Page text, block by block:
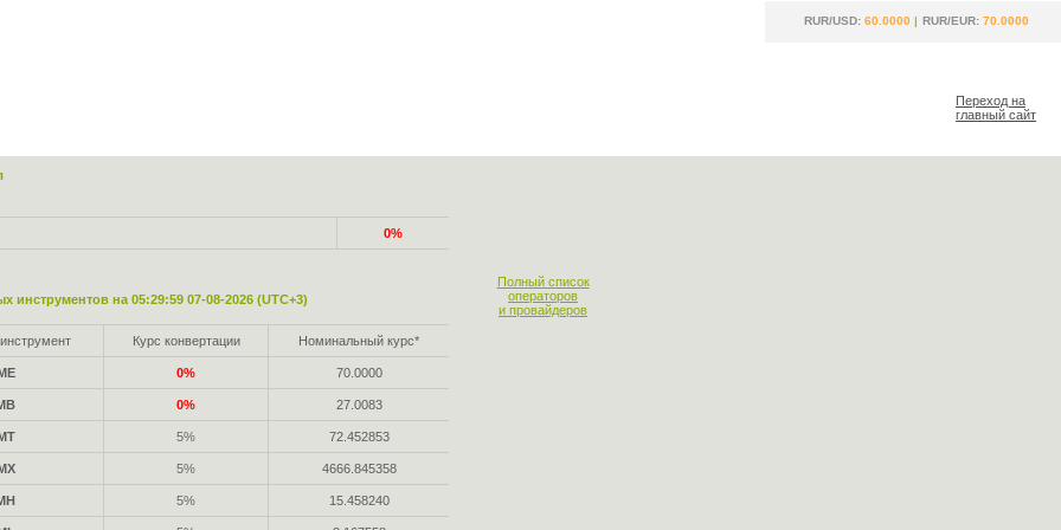
RUR/USD: 60.0000 | RUR/EUR: 70.0000
Переход на
главный сайт
0%
инструментов на 05:29:59 07-08-2026 (UTC+3)
Курс конвертации Номинальный курс*
0% 70.0000
0% 27.0083
5% 72.452853
5% 4666.845358
5% 15.458240
Полный список
операторов
и провайдеров